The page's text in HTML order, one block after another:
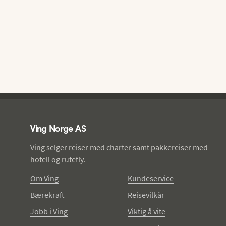
Ving Norge AS
Ving selger reiser med charter samt pakkereiser med
hotell og rutefly.
Om Ving
Bærekraft
Jobb i Ving
Kundeservice
Reisevilkår
Viktig å vite